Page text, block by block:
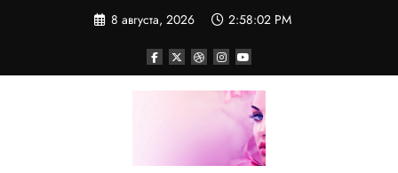
8 августа, 2026 2:58:03 PM